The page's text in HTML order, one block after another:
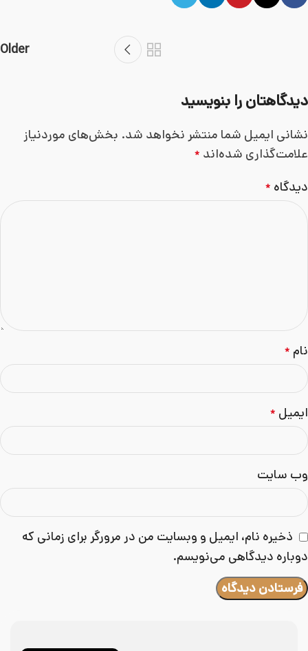
Older
دیدگاهتان را بنویسید
نشانی ایمیل شما منتشر نخواهد شد. بخش‌های موردنیاز
علامت‌گذاری شده‌اند *
دیدگاه *
نام *
ایمیل *
وب‌ سایت
ذخیره نام، ایمیل و وبسایت من در مرورگر برای زمانی که
دوباره دیدگاهی می‌نویسم.